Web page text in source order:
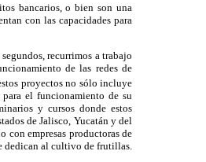
bancarios, o bien son una
con las capacidades para
recurrimos a trabajo
de las redes de
proyectos no sólo incluye
el funcionamiento de su
y cursos donde estos
de Jalisco, Yucatán y del
con empresas productoras de
dedican al cultivo de frutillas.